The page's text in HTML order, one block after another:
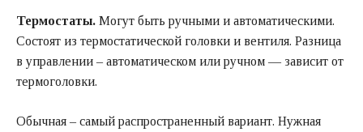
Термостаты. Могут быть ручными и автоматическими.
Состоят из термостатической головки и вентиля. Разница
в управлении – автоматическом или ручном — зависит от
термоголовки.
Обычная – самый распространенный вариант. Нужная